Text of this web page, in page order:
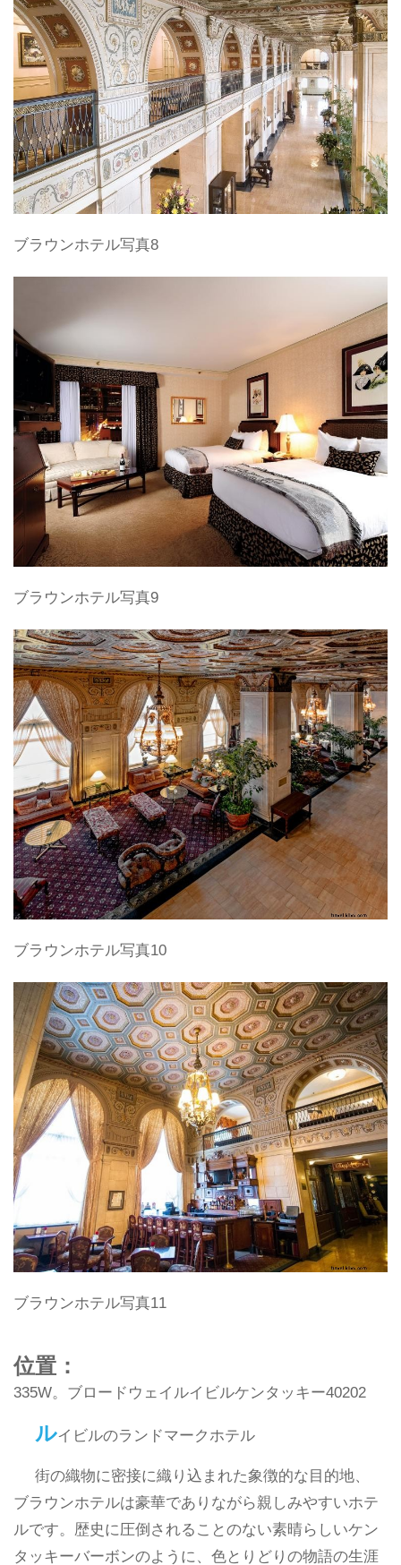
ブラウンホテル写真8
ブラウンホテル写真9
ブラウンホテル写真10
ブラウンホテル写真11
位置：
335W。ブロードウェイルイビルケンタッキー40202
ルイビルのランドマークホテル
街の織物に密接に織り込まれた象徴的な目的地、
ブラウンホテルは豪華でありながら親しみやすいホテ
ルです。歴史に圧倒されることのない素晴らしいケン
タッキーバーボンのように、色とりどりの物語の生涯